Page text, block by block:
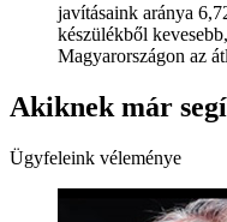
javításaink aránya
készülékből
Magyarországon az
Akiknek már
Ügyfeleink véleménye